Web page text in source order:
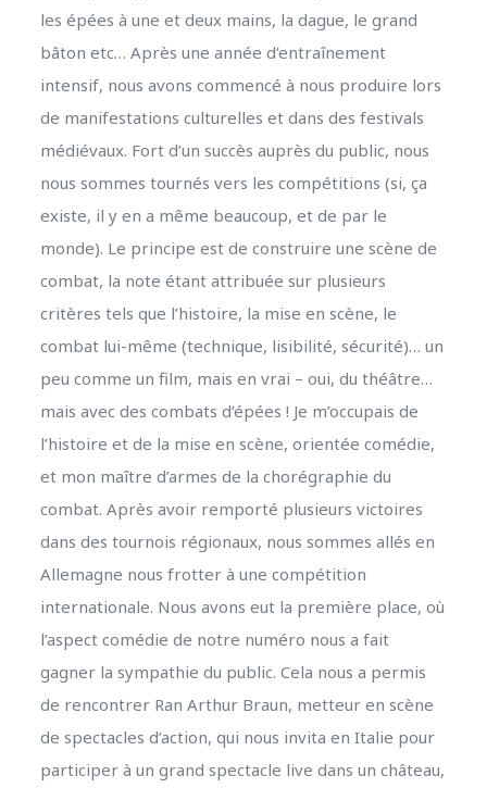
les épées à une et deux mains, la dague, le grand
bâton etc… Après une année d’entraînement
intensif, nous avons commencé à nous produire lors
de manifestations culturelles et dans des festivals
médiévaux. Fort d’un succès auprès du public, nous
nous sommes tournés vers les compétitions (si, ça
existe, il y en a même beaucoup, et de par le
monde). Le principe est de construire une scène de
combat, la note étant attribuée sur plusieurs
critères tels que l’histoire, la mise en scène, le
combat lui-même (technique, lisibilité, sécurité)… un
peu comme un film, mais en vrai – oui, du théâtre…
mais avec des combats d’épées ! Je m’occupais de
l’histoire et de la mise en scène, orientée comédie,
et mon maître d’armes de la chorégraphie du
combat. Après avoir remporté plusieurs victoires
dans des tournois régionaux, nous sommes allés en
Allemagne nous frotter à une compétition
internationale. Nous avons eut la première place, où
l’aspect comédie de notre numéro nous a fait
gagner la sympathie du public. Cela nous a permis
de rencontrer Ran Arthur Braun, metteur en scène
de spectacles d’action, qui nous invita en Italie pour
participer à un grand spectacle live dans un château,